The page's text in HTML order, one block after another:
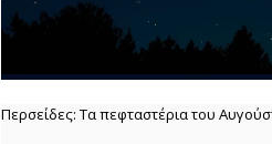
Περσείδες: Τα πεφταστέρια του